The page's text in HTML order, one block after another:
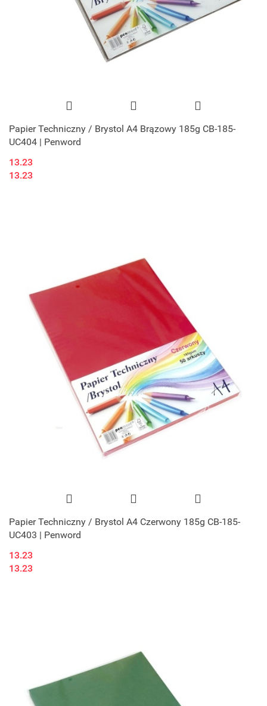
Papier Techniczny / Brystol A4 Brązowy 185g CB-185-
UC404 | Penword
13.23
13.23
Papier Techniczny / Brystol A4 Czerwony 185g CB-185-
UC403 | Penword
13.23
13.23